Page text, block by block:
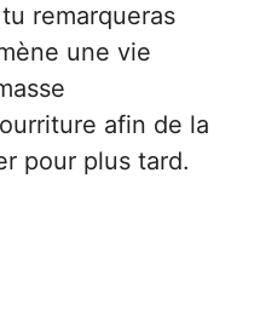
remarqueras
une vie
afin de la
pour plus tard.